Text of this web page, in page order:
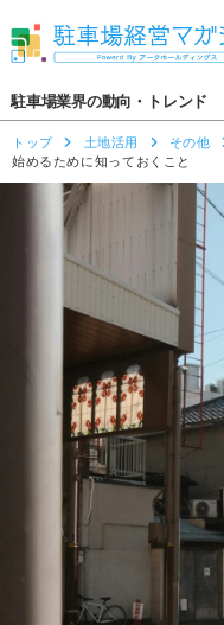
駐車場業界の動向・トレンド
トップ 土地活用 その他
始めるために知っておくこと